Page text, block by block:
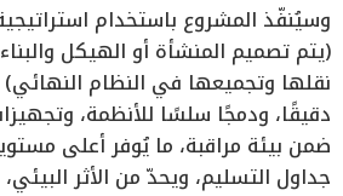
وسيُنفّذ المشروع باستخدام استراتيجية
(يتم تصميم المنشأة أو الهيكل
نقلها وتجميعها في النظام النهائي)
دقيقًا، ودمجًا سلسًا للأنظمة،
ضمن بيئة مراقبة، ما يُوفر أعلى
جداول التسليم، ويحدّ من الأثر